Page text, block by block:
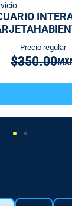
Precio regular
$350.00